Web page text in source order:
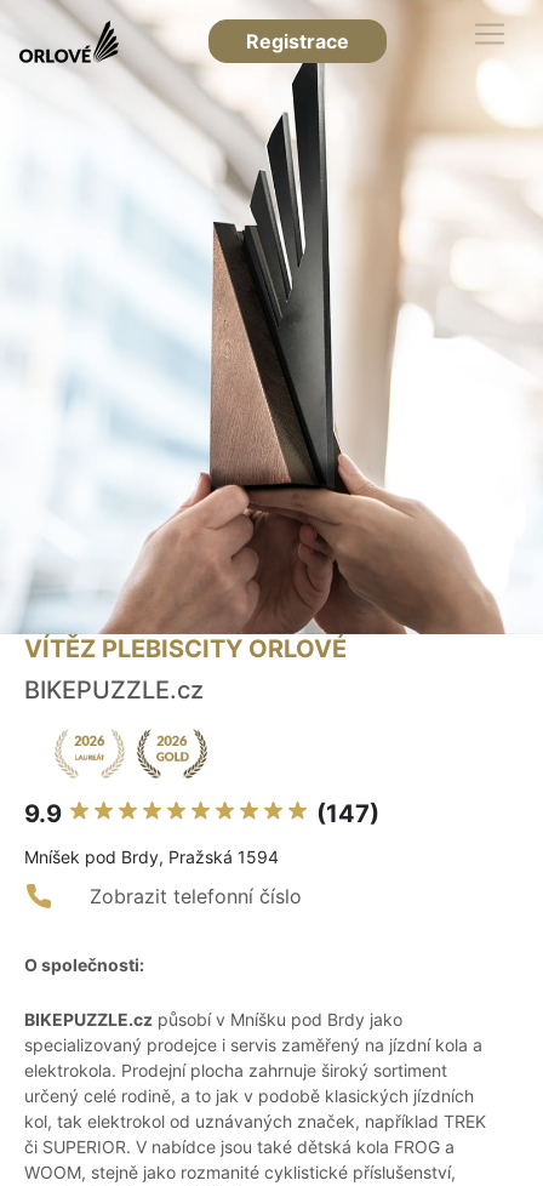
Registrace
VÍTĚZ PLEBISCITY ORLOVÉ
BIKEPUZZLE.cz
9.9 (147)
Mníšek pod Brdy, Pražská 1594
Zobrazit telefonní číslo
O společnosti:
BIKEPUZZLE.cz působí v Mníšku pod Brdy jako
specializovaný prodejce i servis zaměřený na jízdní kola a
elektrokola. Prodejní plocha zahrnuje široký sortiment
určený celé rodině, a to jak v podobě klasických jízdních
kol, tak elektrokol od uznávaných značek, například TREK
či SUPERIOR. V nabídce jsou také dětská kola FROG a
WOOM, stejně jako rozmanité cyklistické příslušenství,